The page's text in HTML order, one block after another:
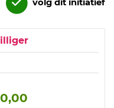
volg dit initiatief